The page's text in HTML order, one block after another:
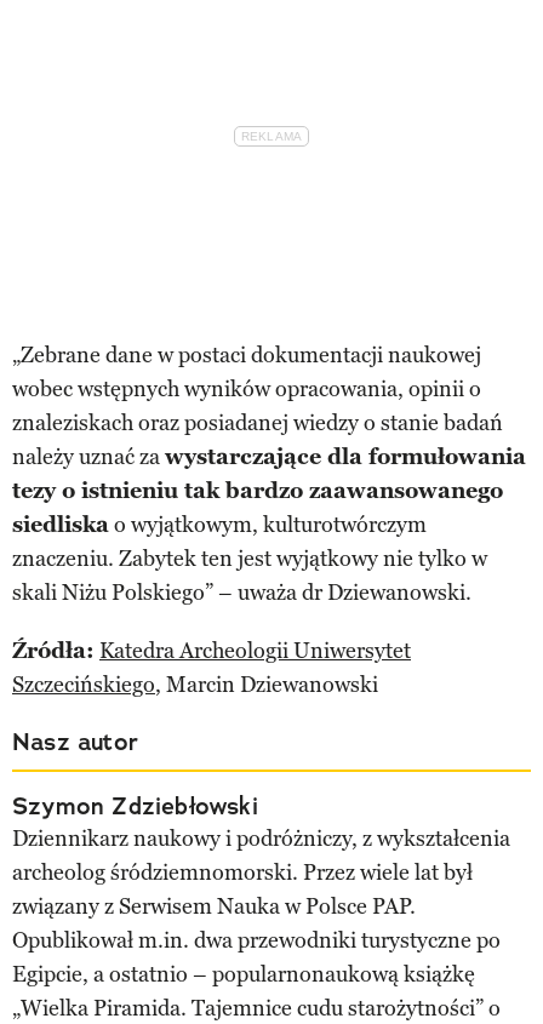
„Zebrane dane w postaci dokumentacji naukowej
wobec wstępnych wyników opracowania, opinii o
znaleziskach oraz posiadanej wiedzy o stanie badań
należy uznać zawystarczające dla formułowania
tezy o istnieniu tak bardzo zaawansowanego
siedliskao wyjątkowym, kulturotwórczym
znaczeniu. Zabytek ten jest wyjątkowy nie tylko w
skali Niżu Polskiego” – uważa dr Dziewanowski.
Źródła: Katedra Archeologii Uniwersytet
Szczecińskiego, Marcin Dziewanowski
Nasz autor
Szymon Zdziebłowski
Dziennikarz naukowy i podróżniczy, z wykształcenia
archeolog śródziemnomorski. Przez wiele lat był
związany z Serwisem Nauka w Polsce PAP.
Opublikował m.in. dwa przewodniki turystyczne po
Egipcie, a ostatnio – popularnonaukową książkę
„Wielka Piramida. Tajemnice cudu starożytności” o